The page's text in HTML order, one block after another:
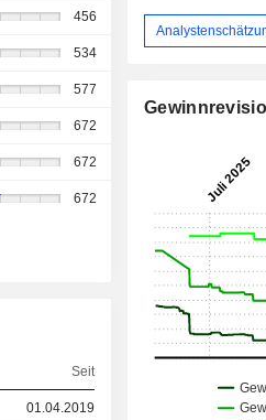
456
534
577
672
672
672
Seit
01.04.2019